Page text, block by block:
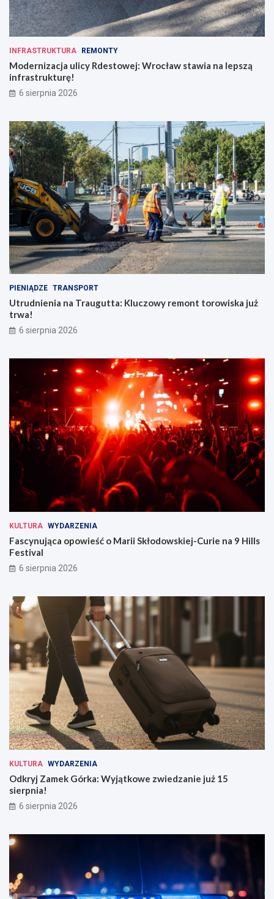
INFRASTRUKTURA REMONTY
Modernizacja ulicy Rdestowej: Wrocław stawia na lepszą
infrastrukturę!
6 sierpnia 2026
PIENIĄDZE TRANSPORT
Utrudnienia na Traugutta: Kluczowy remont torowiska już
trwa!
6 sierpnia 2026
KULTURA WYDARZENIA
Fascynująca opowieść o Marii Skłodowskiej-Curie na 9 Hills
Festival
6 sierpnia 2026
KULTURA WYDARZENIA
Odkryj Zamek Górka: Wyjątkowe zwiedzanie już 15
sierpnia!
6 sierpnia 2026